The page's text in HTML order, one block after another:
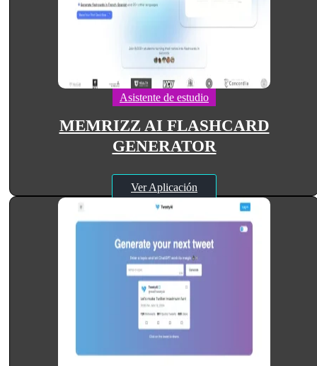
Asistente de estudio
MEMRIZZ AI FLASHCARD
GENERATOR
Ver Aplicación